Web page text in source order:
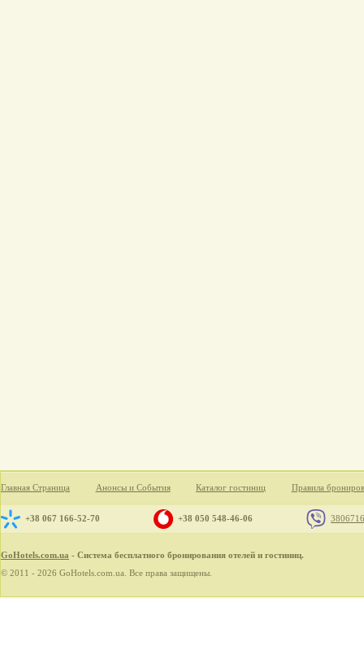
Главная Страница Анонсы и События Каталог гостиниц Правила
+38 067 166-52-70 +38 050 548-46-06
GoHotels.com.ua - Система бесплатного бронирования отелей и гостиниц.
© 2011 - 2026 GoHotels.com.ua. Все права защищены.